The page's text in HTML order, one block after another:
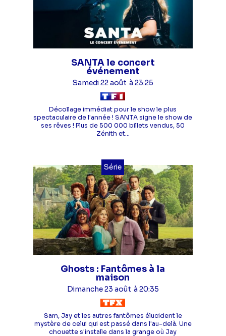
SANTA le concert
événement
Samedi 22 août à 23:25
Décollage immédiat pour le show le plus
spectaculaire de l'année ! SANTA signe le show de
ses rêves ! Plus de 500 000 billets vendus, 50
Zénith et...
Série
Ghosts : Fantômes à la
maison
Dimanche 23 août à 20:35
Sam, Jay et les autres fantômes élucident le
mystère de celui qui est passé dans l'au-delà. Une
chouette s'installe dans la grange où Jay